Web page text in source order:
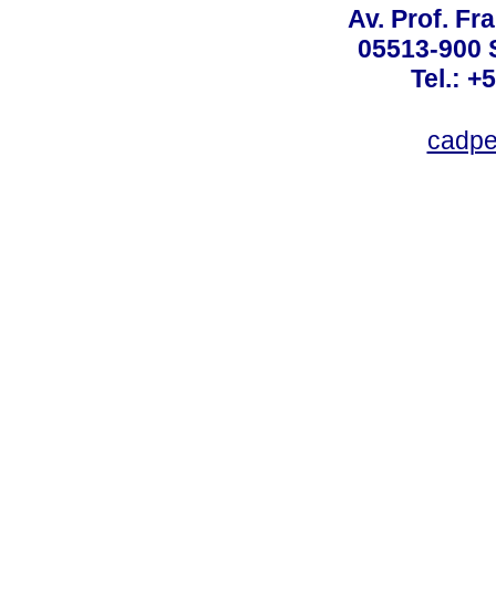
Av. Prof.
05513-900
Tel.: